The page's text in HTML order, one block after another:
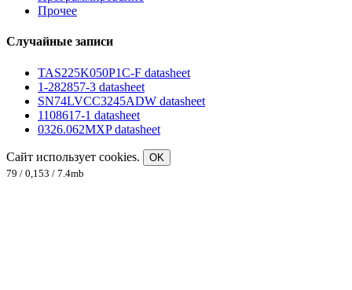
Прочее
Случайные записи
TAS225K050P1C-F datasheet
1-282857-3 datasheet
SN74LVCC3245ADW datasheet
1108617-1 datasheet
0326.062MXP datasheet
Сайт использует cookies.
OK
79 / 0,153 / 7.4mb